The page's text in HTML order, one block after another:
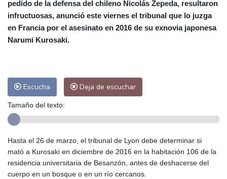
Las Palmas de Gran Canaria
27 °C
Ibiza
31 °C Buenos Aires
3 °C
Caracas
pedido de la defensa del chileno Nicolás Zepeda, resultaron
infructuosas, anunció este viernes el tribunal que lo juzga
en Francia por el asesinato en 2016 de su exnovia japonesa
Narumi Kurosaki.
Escucha Deja de escuchar
Tamaño del texto:
Hasta el 26 de marzo, el tribunal de Lyon debe determinar si
mató a Kurosaki en diciembre de 2016 en la habitación 106 de la
residencia universitaria de Besanzón, antes de deshacerse del
cuerpo en un bosque o en un río cercanos.